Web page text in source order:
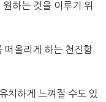
하는 것을 이루기 위
떠올리게 하는 천진함
치하게 느껴질 수도 있